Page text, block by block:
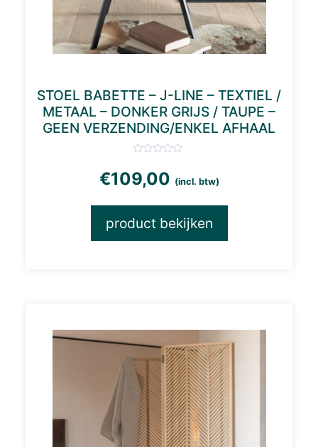
STOEL BABETTE – J-LINE – TEXTIEL /
METAAL – DONKER GRIJS / TAUPE –
GEEN VERZENDING/ENKEL AFHAAL
€109,00 (incl. btw)
product bekijken